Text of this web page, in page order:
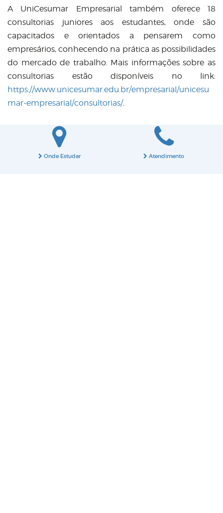
A UniCesumar Empresarial também oferece 18
consultorias juniores aos estudantes, onde são
capacitados e orientados a pensarem como
empresários, conhecendo na prática as possibilidades
do mercado de trabalho. Mais informações sobre as
consultorias estão disponíveis no link:
https://www.unicesumar.edu.br/empresarial/unicesu
mar-empresarial/consultorias/.
Onde Estudar Atendimento